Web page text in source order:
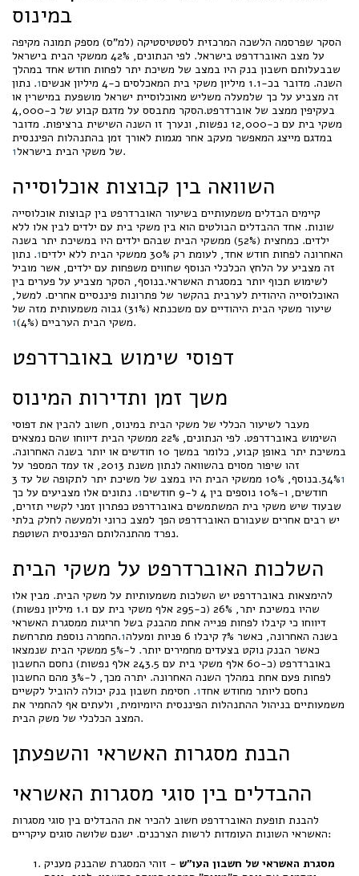
במינוס
הסקר שפרסמה הלשכה המרכזית לסטטיסטיקה (למ"ס) מספק תמונה מקיפה
על מצב האוברדרפט בישראל. לפי הנתונים, 42% ממשקי הבית בישראל
שבבעלותם חשבון בנק היו במצב של משיכת יתר לפחות חודש אחד במהלך
השנה. מדובר בכ-1.1 מיליון משקי בית המאכלסים כ-4 מיליון אנשים
1. נתון
זה מצביע על כך שלמעלה משליש מאוכלוסיית ישראל מושפעת במישרין או
בעקיפין ממצב של אוברדרפט.הסקר מתבסס על מדגם קבוע של כ-4,000
משקי בית עם כ-12,000 נפשות, ונערך זו השנה השישית ברציפות. מדובר
במדגם מייצג המאפשר מעקב אחר מגמות לאורך זמן בהתנהלות הפיננסית
של משקי הבית בישראל1 .
השוואה בין קבוצות אוכלוסייה
קיימים הבדלים משמעותיים בשיעור האוברדרפט בין קבוצות אוכלוסייה
שונות. אחד ההבדלים הבולטים הוא בין משקי בית עם ילדים לבין אלו ללא
ילדים. כמחצית (52%) ממשקי הבית שבהם ילדים היו במשיכת יתר בשנה
האחרונה לפחות חודש אחד, לעומת רק 30% ממשקי הבית ללא ילדים
1. נתון
זה מצביע על הלחץ הכלכלי הנוסף שחווים משפחות עם ילדים, אשר מוביל
לשימוש תכוף יותר במסגרת האשראי.בנוסף, הסקר מצביע על פערים בין
האוכלוסייה היהודית לערבית בהקשר של פתרונות פיננסיים אחרים. למשל,
שיעור משקי הבית היהודיים עם משכנתא (31%) גבוה משמעותית מזה של
משקי הבית הערביים (4%)
1 .
דפוסי שימוש באוברדרפט
משך זמן ותדירות המינוס
מעבר לשיעור הכללי של משקי הבית במינוס, חשוב להבין את דפוסי
השימוש באוברדרפט. לפי הנתונים, 22% ממשקי הבית דיווחו שהם נמצאים
במשיכת יתר באופן קבוע, כלומר במשך 10 חודשים או יותר בשנה האחרונה.
זהו שיפור מסוים בהשוואה לנתון משנת 2013, אז עמד המספר על
34%1
.בנוסף, 10% ממשקי הבית היו במצב של משיכת יתר לתקופה של עד 3
חודשים, ו-10% נוספים בין 4 ל-9 חודשים
1. נתונים אלו מצביעים על כך
שבעוד שיש משקי בית המשתמשים באוברדרפט כפתרון זמני לקשיי תזרים,
יש רבים אחרים שעבורם האוברדרפט הפך למצב כרוני ולמעשה לחלק בלתי
נפרד מהתנהלותם הפיננסית השוטפת.
השלכות האוברדרפט על משקי הבית
להימצאות באוברדרפט יש השלכות משמעותיות על משקי הבית. מבין אלו
שהיו במשיכת יתר, 26% (כ-295 אלף משקי בית עם 1.1 מיליון נפשות)
דיווחו כי קיבלו לפחות פנייה אחת מהבנק בשל חריגות ממסגרת האשראי
בשנה האחרונה, כאשר 7% קיבלו 6 פניות ומעלה
1.החמרה נוספת מתרחשת
כאשר הבנק נוקט בצעדים מחמירים יותר. ל-5% ממשקי הבית שנמצאו
באוברדרפט (כ-60 אלף משקי בית עם 243.5 אלף נפשות) נחסם החשבון
לפחות פעם אחת במהלך השנה האחרונה. יתרה מכך, ל-3% מהם החשבון
נחסם ליותר מחודש אחד1. חסימת חשבון בנק יכולה להוביל לקשיים
משמעותיים בניהול ההתנהלות הפיננסית היומיומית, ולעתים אף להחמיר את
המצב הכלכלי של משק הבית.
הבנת מסגרות האשראי והשפעתן
ההבדלים בין סוגי מסגרות האשראי
להבנת תופעת האוברדרפט חשוב להכיר את ההבדלים בין סוגי מסגרות
האשראי השונות העומדות לרשות הצרכנים. ישנם שלושה סוגים עיקריים:
מסגרת האשראי של חשבון העו"ש - זוהי המסגרת שהבנק מעניק